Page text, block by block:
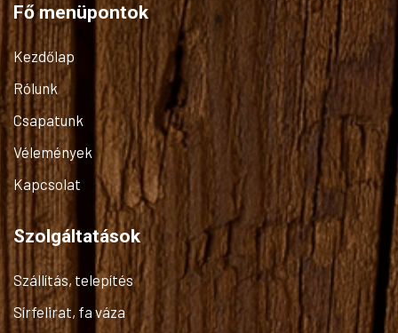
Fő menüpontok
Kezdőlap
Rólunk
Csapatunk
Vélemények
Kapcsolat
Szolgáltatások
Szállítás, telepítés
Sírfelirat, fa váza